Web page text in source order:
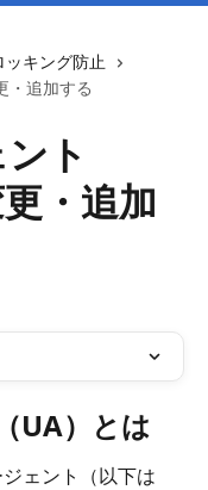
ッキング防止
・追加する
ト
・追加
UA）とは
ェント（以下は